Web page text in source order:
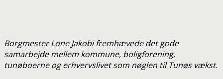
Borgmester Lone Jakobi fremhævede det gode
samarbejde mellem kommune, boligforening,
tunøboerne og erhvervslivet som nøglen til Tunøs vækst.